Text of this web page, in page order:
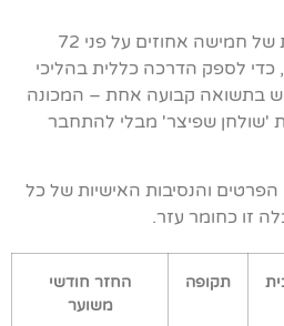
*טבלה זו משתמשת בריבית של חמישה אחוזים על פני 72
(6 שנים), כדי לספק הדרכה כללית בהליכי
בתשואה קבועה אחת – המכונה
'שולחן שפיצר' מבלי להתחבר
והנסיבות האישיות של כל
זו כחומר עזר.
תקופה
החזר חודשי
משוער